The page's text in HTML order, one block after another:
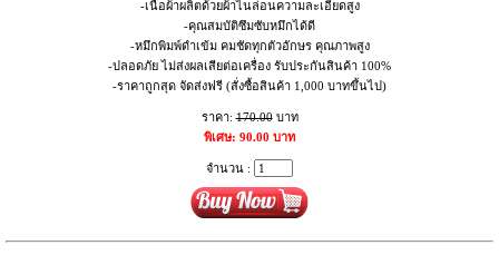
-เนื้อผ้าผลิตด้วยผ้าไนล่อนความละเอียดสูง
-คุณสมบัติซึมซับหมึกได้ดี
-หมึกพิมพ์ดำเข้ม คมชัดทุกตัวอักษร คุณภาพสูง
-ปลอดภัย ไม่ส่งผลเสียต่อเครื่อง รับประกันสินค้า 100%
-ราคาถูกสุด จัดส่งฟรี (สั่งซื้อสินค้า 1,000 บาทขึ้นไป)
ราคา:170.00บาท
พิเศษ: 90.00 บาท
จำนวน :